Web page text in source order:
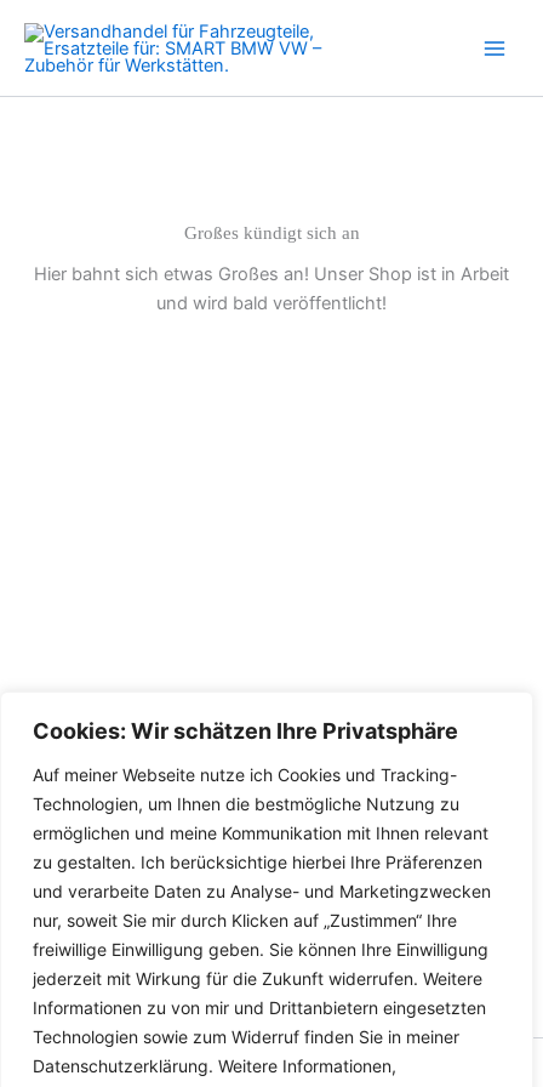
Cookies: Wir schätzen Ihre Privatsphäre
Auf meiner Webseite nutze ich Cookies und Tracking-
Technologien, um Ihnen die bestmögliche Nutzung zu
ermöglichen und meine Kommunikation mit Ihnen relevant
zu gestalten. Ich berücksichtige hierbei Ihre Präferenzen
und verarbeite Daten zu Analyse- und Marketingzwecken
nur, soweit Sie mir durch Klicken auf „Zustimmen“ Ihre
freiwillige Einwilligung geben. Sie können Ihre Einwilligung
jederzeit mit Wirkung für die Zukunft widerrufen. Weitere
Informationen zu von mir und Drittanbietern eingesetzten
Technologien sowie zum Widerruf finden Sie in meiner
Datenschutzerklärung. Weitere Informationen,
Inhalt
springen
Großes kündigt sich an
Hier bahnt sich etwas Großes an! Unser Shop ist in Arbeit
und wird bald veröffentlicht!
Copyright © 2026 Versandhandel für Fahrzeugteile, Ersatzteile
599
ccm
698ccm
0.6